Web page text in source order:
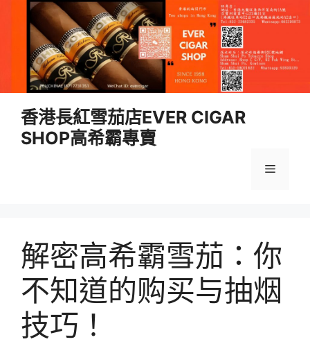
香港長紅雪茄店EVER CIGAR
SHOP高希霸專賣
選
解密高希霸雪茄：你
不知道的购买与抽烟
技巧！